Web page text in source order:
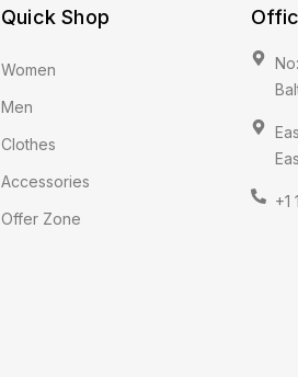
Quick Shop
Women
Men
Clothes
Accessories
Offer Zone
+1